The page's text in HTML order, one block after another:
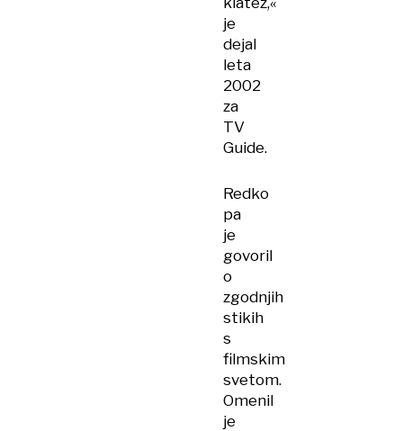
je
dejal
leta
2002
za
TV
Guide.
Redko
pa
je
govoril
o
zgodnjih
stikih
s
filmskim
svetom.
Omenil
je